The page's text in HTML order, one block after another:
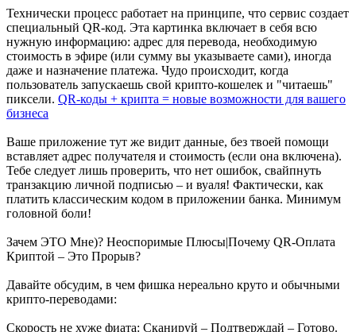
Технически процесс работает на принципе, что сервис создает
специальный QR-код. Эта картинка включает в себя всю
нужную информацию: адрес для перевода, необходимую
стоимость в эфире (или сумму вы указываете сами), иногда
даже и назначение платежа. Чудо происходит, когда
пользователь запускаешь свой крипто-кошелек и "читаешь"
пиксели. QR-коды + крипта = новые возможности для вашего
бизнеса
Ваше приложение тут же видит данные, без твоей помощи
вставляет адрес получателя и стоимость (если она включена).
Тебе следует лишь проверить, что нет ошибок, свайпнуть
транзакцию личной подписью – и вуаля! Фактически, как
платить классическим кодом в приложении банка. Минимум
головной боли!
Зачем ЭТО Мне)? Неоспоримые Плюсы|Почему QR-Оплата
Криптой – Это Прорыв?
Давайте обсудим, в чем фишка нереально круто и обычными
крипто-переводами:
Скорость не хуже фиата: Сканируй – Подтверждай – Готово.